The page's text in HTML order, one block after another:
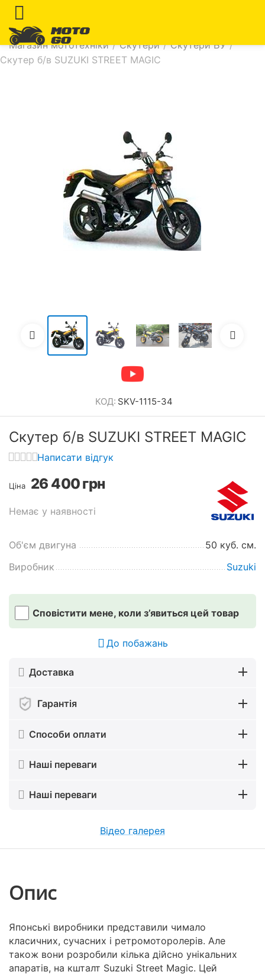
Магазин мототехніки / Скутери / Скутери БУ /
Скутер б/в SUZUKI STREET MAGIC
КОД: SKV-1115-34
Скутер б/в SUZUKI STREET MAGIC
Написати відгук
Ціна 26 400грн
Немає у наявності
Об'єм двигуна
50 куб. см.
Виробник
Suzuki
Сповістити мене, коли з’явиться цей товар
До побажань
Доставка
Гарантія
Способи оплати
Наші переваги
Наші переваги
Відео галерея
Опис
Японські виробники представили чимало
класичних, сучасних і ретромоторолерів. Але
також вони розробили кілька дійсно унікальних
апаратів, на кшталт Suzuki Street Magic. Цей